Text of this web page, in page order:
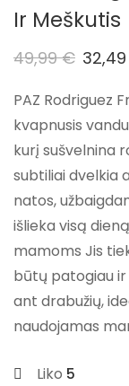
Ir Meškutis
49,99€ 32,49
PAZ Rodriguez
kvapnusis
kurį sušvelnina
subtiliai dvelkia
natos,
išlieka visą
mamoms Jis
būtų patogiau ir
ant drabužių,
naudojamas
Liko 5